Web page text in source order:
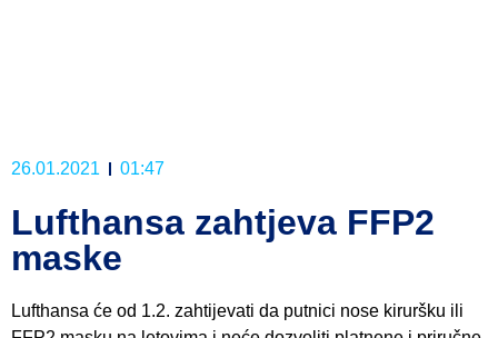
26.01.2021 01:47
Lufthansa zahtjeva FFP2
maske
Lufthansa će od 1.2. zahtijevati da putnici nose kiruršku ili